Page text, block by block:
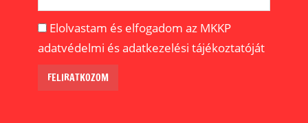
Elolvastam és elfogadom az MKKP
adatvédelmi és adatkezelési tájékoztatóját